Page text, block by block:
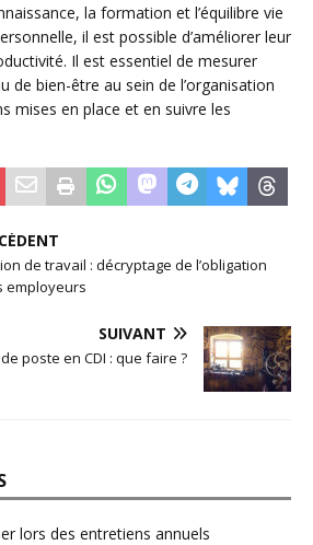
la formation et l’équilibre vie
il est possible d’améliorer leur
Il est essentiel de mesurer
de bien-être au sein de l’organisation
mises en place et en suivre les
de travail : décryptage de l’obligation
employeurs
SUIVANT
poste en CDI : que faire ?
lors des entretiens annuels